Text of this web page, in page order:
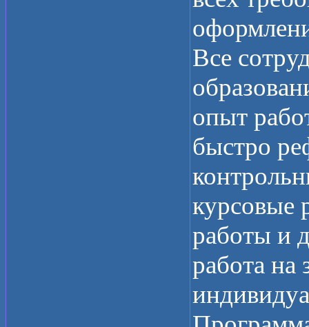
Все
опыт
быстро
курсовые
работы и
работа на